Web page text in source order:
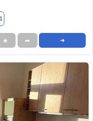
★ ➦ ➜